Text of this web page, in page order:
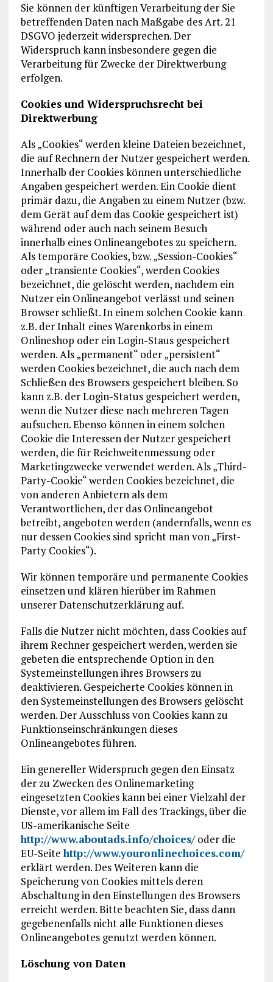
Sie können der künftigen Verarbeitung der Sie
betreffenden Daten nach Maßgabe des Art. 21
DSGVO jederzeit widersprechen. Der
Widerspruch kann insbesondere gegen die
Verarbeitung für Zwecke der Direktwerbung
erfolgen.
Cookies und Widerspruchsrecht bei
Direktwerbung
Als „Cookies“ werden kleine Dateien bezeichnet,
die auf Rechnern der Nutzer gespeichert werden.
Innerhalb der Cookies können unterschiedliche
Angaben gespeichert werden. Ein Cookie dient
primär dazu, die Angaben zu einem Nutzer (bzw.
dem Gerät auf dem das Cookie gespeichert ist)
während oder auch nach seinem Besuch
innerhalb eines Onlineangebotes zu speichern.
Als temporäre Cookies, bzw. „Session-Cookies“
oder „transiente Cookies“, werden Cookies
bezeichnet, die gelöscht werden, nachdem ein
Nutzer ein Onlineangebot verlässt und seinen
Browser schließt. In einem solchen Cookie kann
z.B. der Inhalt eines Warenkorbs in einem
Onlineshop oder ein Login-Staus gespeichert
werden. Als „permanent“ oder „persistent“
werden Cookies bezeichnet, die auch nach dem
Schließen des Browsers gespeichert bleiben. So
kann z.B. der Login-Status gespeichert werden,
wenn die Nutzer diese nach mehreren Tagen
aufsuchen. Ebenso können in einem solchen
Cookie die Interessen der Nutzer gespeichert
werden, die für Reichweitenmessung oder
Marketingzwecke verwendet werden. Als „Third-
Party-Cookie“ werden Cookies bezeichnet, die
von anderen Anbietern als dem
Verantwortlichen, der das Onlineangebot
betreibt, angeboten werden (andernfalls, wenn es
nur dessen Cookies sind spricht man von „First-
Party Cookies“).
Wir können temporäre und permanente Cookies
einsetzen und klären hierüber im Rahmen
unserer Datenschutzerklärung auf.
Falls die Nutzer nicht möchten, dass Cookies auf
ihrem Rechner gespeichert werden, werden sie
gebeten die entsprechende Option in den
Systemeinstellungen ihres Browsers zu
deaktivieren. Gespeicherte Cookies können in
den Systemeinstellungen des Browsers gelöscht
werden. Der Ausschluss von Cookies kann zu
Funktionseinschränkungen dieses
Onlineangebotes führen.
Ein genereller Widerspruch gegen den Einsatz
der zu Zwecken des Onlinemarketing
eingesetzten Cookies kann bei einer Vielzahl der
Dienste, vor allem im Fall des Trackings, über die
US-amerikanische Seite
http://www.aboutads.info/choices/oder die
EU-Seitehttp://www.youronlinechoices.com/
erklärt werden. Des Weiteren kann die
Speicherung von Cookies mittels deren
Abschaltung in den Einstellungen des Browsers
erreicht werden. Bitte beachten Sie, dass dann
gegebenenfalls nicht alle Funktionen dieses
Onlineangebotes genutzt werden können.
Löschung von Daten